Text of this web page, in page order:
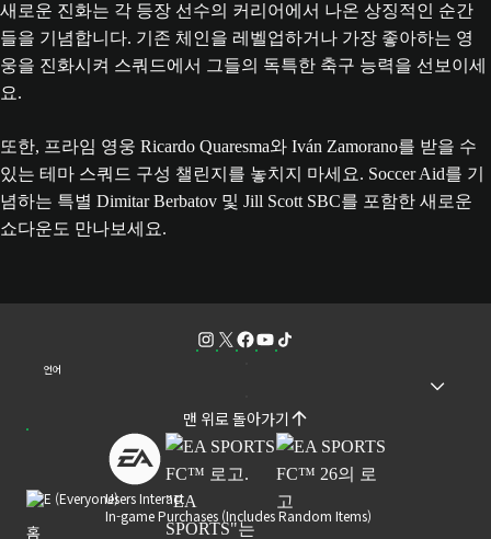
새로운 진화는 각 등장 선수의 커리어에서 나온 상징적인 순간
들을 기념합니다. 기존 체인을 레벨업하거나 가장 좋아하는 영
웅을 진화시켜 스쿼드에서 그들의 독특한 축구 능력을 선보이세
요.
또한, 프라임 영웅 Ricardo Quaresma와 Iván Zamorano를 받을 수
있는 테마 스쿼드 구성 챌린지를 놓치지 마세요. Soccer Aid를 기
념하는 특별 Dimitar Berbatov 및 Jill Scott SBC를 포함한 새로운
쇼다운도 만나보세요.
언어
맨 위로 돌아가기
Users Interact
In-game Purchases (Includes Random Items)
홈